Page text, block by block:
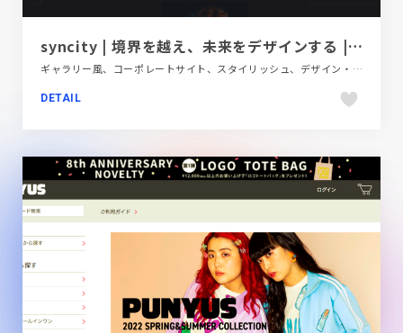
syncity | 境界を越え、未来をデザインする | ブランディング・Web制作・UI&UX
ギャラリー風、コーポレートサイト、スタイリッシュ、デザイン・アート・音楽・文芸、ブラック系 、大きめ写真
DETAIL